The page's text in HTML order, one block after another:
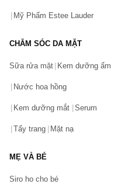
Bạn gặp vấn đề về sản
Hãy báo lỗi cho chúng tôi.
Mỹ Phẩm Estee Lauder
CHĂM SÓC DA MẶT
Sữa rửa mặt Kem dưỡng ẩm
Nước hoa hồng
Kem dưỡng mắt Serum
Tẩy trang Mặt nạ
MẸ VÀ BÉ
Siro ho cho bé